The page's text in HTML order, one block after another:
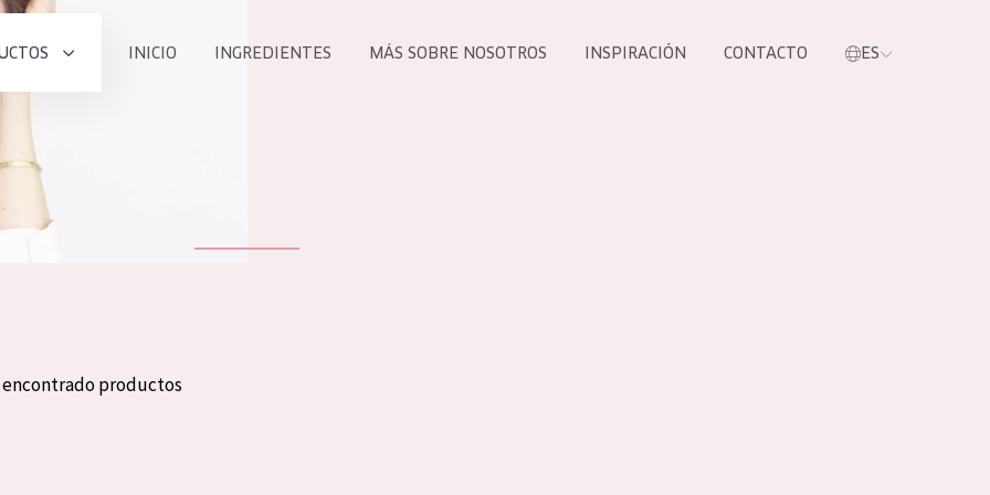
INICIO INGREDIENTES MÁS SOBRE NOSOTROS INSPIRACIÓN CONTACTO ES
encontrado productos